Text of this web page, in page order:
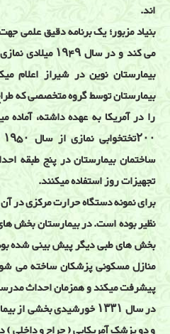
اند.
بنیاد مزبور؛ یک برنامه دقیق علمی
می کند و در سال
بیمارستان نوین در شیراز
بیمارستان توسط گروه متخصصی که
را در آمریکا به عهده داشته، آماده
ساختمان بیمارستان در پنج طبقه
تجهیزات روز استفاده میکنند.
برای نمونه دستگاه حرارت مرکزی در
نظیر بوده است. در بیمارستان بخش
بخش های طبی دیگر پیش بینی شده
منازل مسکونی پزشکان ساخته می
پیشرفت میکند و همزمان احداث
در سال ۱۳۳۱ خورشیدی